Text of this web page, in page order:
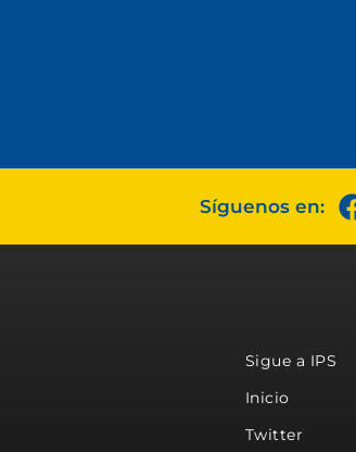
Síguenos en:
Sigue a IPS
Inicio
Twitter